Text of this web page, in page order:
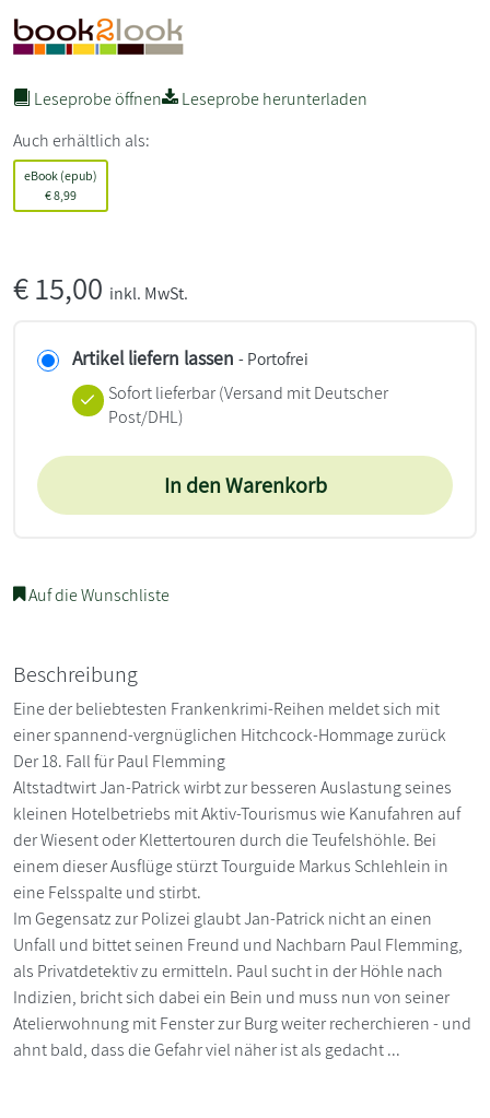
Leseprobe öffnen
Leseprobe herunterladen
Auch erhältlich als:
eBook (epub)
€8,99
€15,00 inkl. MwSt.
Artikel liefern lassen - Portofrei
Sofort lieferbar(Versand mit Deutscher
Post/DHL)
In den Warenkorb
Auf die Wunschliste
Beschreibung
Eine der beliebtesten Frankenkrimi-Reihen meldet sich mit
einer spannend-vergnüglichen Hitchcock-Hommage zurück
Der 18. Fall für Paul Flemming
Altstadtwirt Jan-Patrick wirbt zur besseren Auslastung seines
kleinen Hotelbetriebs mit Aktiv-Tourismus wie Kanufahren auf
der Wiesent oder Klettertouren durch die Teufelshöhle. Bei
einem dieser Ausflüge stürzt Tourguide Markus Schlehlein in
eine Felsspalte und stirbt.
Im Gegensatz zur Polizei glaubt Jan-Patrick nicht an einen
Unfall und bittet seinen Freund und Nachbarn Paul Flemming,
als Privatdetektiv zu ermitteln. Paul sucht in der Höhle nach
Indizien, bricht sich dabei ein Bein und muss nun von seiner
Atelierwohnung mit Fenster zur Burg weiter recherchieren - und
ahnt bald, dass die Gefahr viel näher ist als gedacht ...